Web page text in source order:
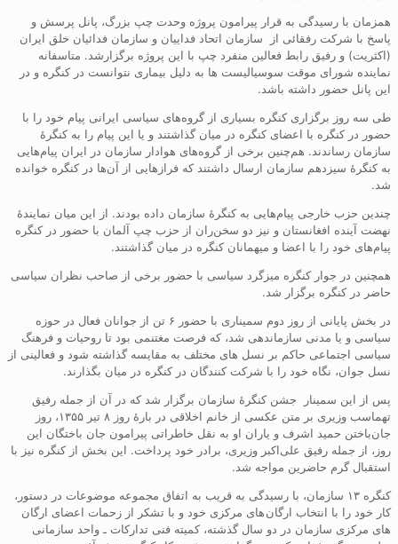
همزمان با رسیدگی به قرار پیرامون پروژه وحدت چپ بزرگ، پانل پرسش و
پاسخ با شرکت رفقائی از سازمان اتحاد فداییان و سازمان فدائیان خلق ایران
(اکثریت) و رفیق رابط فعالین منفرد چپ با این پروژه برگزارشد. متاسفانه
نماینده شورای موقت سوسیالیست ها به دلیل بیماری نتوانست در کنگره و در
این پانل حضور داشته باشد.
طی سه روز برگزاری کنگره بسیاری از گروه‌های سیاسی ایرانی پیام خود را با
حضور در کنگره با اعضای کنگره در میان گذاشتند و یا این پیام را به کنگرۀ
سازمان رساندند. هم‌چنین برخی از گروه‌های هوادار سازمان در ایران پیام‌هایی
به کنگرۀ سیزدهم سازمان ارسال داشتند که فرازهایی از آن‌ها در کنگره خوانده
شد.
چندین حزب خارجی پیام‌هایی به کنگرۀ سازمان داده بودند. از این میان نمایندۀ
نهضت آینده افغانستان و نیز دو سخن‌ران از حزب چپ آلمان با حضور در کنگره
پیام‌های خود را با اعضا و میهمانان کنگره در میان گذاشتند.
همچنین در جوار کنگره میزگرد سیاسی با حضور برخی از صاحب ‌نظران سیاسی
حاضر در کنگره برگزار شد.
در بخش پایانی از روز دوم سمیناری با حضور ۶ تن از جوانان فعال در حوزه
سیاسی و یا مدنی سازماندهی شد، که فرصت مغتنمی بود تا روحیات و فرهنگ
سیاسی اجتماعی حاکم بر نسل های مختلف به مقایسه گذاشته شود و فعالینی از
نسل جوان، نگاه خود را با شرکت کنندگان در کنگره در میان بگذارند.
پس از این سمینار جشن کنگرۀ سازمان برگزار شد که در آن از جمله رفیق
تهماسب وزیری بر متن عکسی از خانم اخلاقی در بارۀ روز ۸ تیر ۱۳۵۵، روز
جان‌باختن حمید اشرف و یاران او به نقل خاطراتی پیرامون جان باختگان این
روز، از جمله رفیق علی‌اکبر وزیری، برادر خود پرداخت. این بخش از کنگره نیز با
استقبال گرم حاضرین مواجه شد.
کنگره ۱۳ سازمان، با رسیدگی به قریب به اتفاق مجموعه موضوعات در دستور،
کار خود را با انتخاب ارگان های مرکزی خود و با تشکر از زحمات اعضای ارگان
های مرکزی سازمان در دو سال گذشته، کمیته فنی تدارکات ـ واحد سازمانی